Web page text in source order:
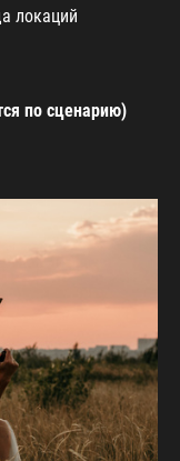
локаций
по сценарию)